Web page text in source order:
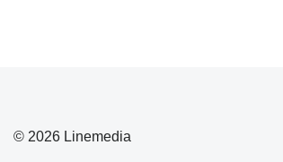
© 2026 Linemedia